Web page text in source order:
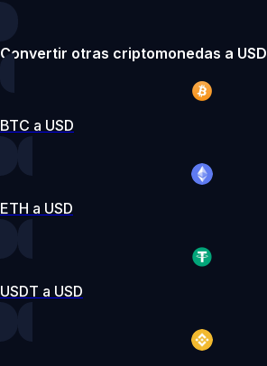
Convertir otras criptomonedas a USD
BTC a USD
ETH a USD
USDT a USD